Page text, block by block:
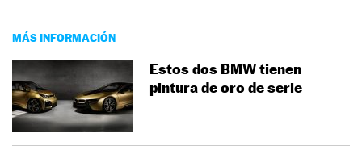
MÁS INFORMACIÓN
Estos dos BMW tienen
pintura de oro de serie